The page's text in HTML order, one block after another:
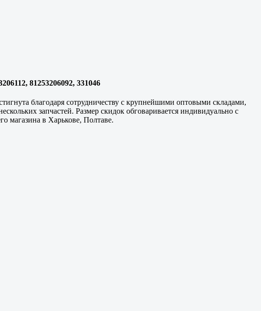
81253206092, 331046
благодаря сотрудничеству с крупнейшими оптовыми складами,
запчастей. Размер скидок обговаривается индивидуально с
магазина в Харькове, Полтаве.